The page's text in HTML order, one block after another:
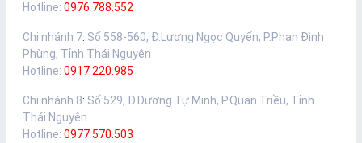
Hotline: 0976.788.552
Chi nhánh 7: Số 558-560, Đ.Lương Ngọc Quyến, P.Phan Đình
Phùng, Tỉnh Thái Nguyên
Hotline: 0917.220.985
Chi nhánh 8: Số 529, Đ.Dương Tự Minh, P.Quan Triều, Tỉnh
Thái Nguyên
Hotline: 0977.570.503